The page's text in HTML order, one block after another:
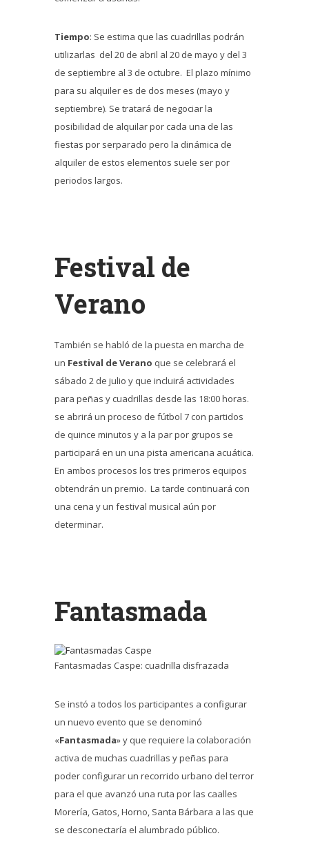
Tiempo: Se estima que las cuadrillas podrán
utilizarlas del 20 de abril al 20 de mayo y del 3
de septiembre al 3 de octubre. El plazo mínimo
para su alquiler es de dos meses (mayo y
septiembre). Se tratará de negociar la
posibilidad de alquilar por cada una de las
fiestas por serparado pero la dinámica de
alquiler de estos elementos suele ser por
periodos largos.
Festival de
Verano
También se habló de la puesta en marcha de
un Festival de Verano que se celebrará el
sábado 2 de julio y que incluirá actividades
para peñas y cuadrillas desde las 18:00 horas.
se abrirá un proceso de fútbol 7 con partidos
de quince minutos y a la par por grupos se
participará en un una pista americana acuática.
En ambos procesos los tres primeros equipos
obtendrán un premio. La tarde continuará con
una cena y un festival musical aún por
determinar.
Fantasmada
Fantasmadas Caspe: cuadrilla disfrazada
Se instó a todos los participantes a configurar
un nuevo evento que se denominó
«Fantasmada» y que requiere la colaboración
activa de muchas cuadrillas y peñas para
poder configurar un recorrido urbano del terror
para el que avanzó una ruta por las caalles
Morería, Gatos, Horno, Santa Bárbara a las que
se desconectaría el alumbrado público.